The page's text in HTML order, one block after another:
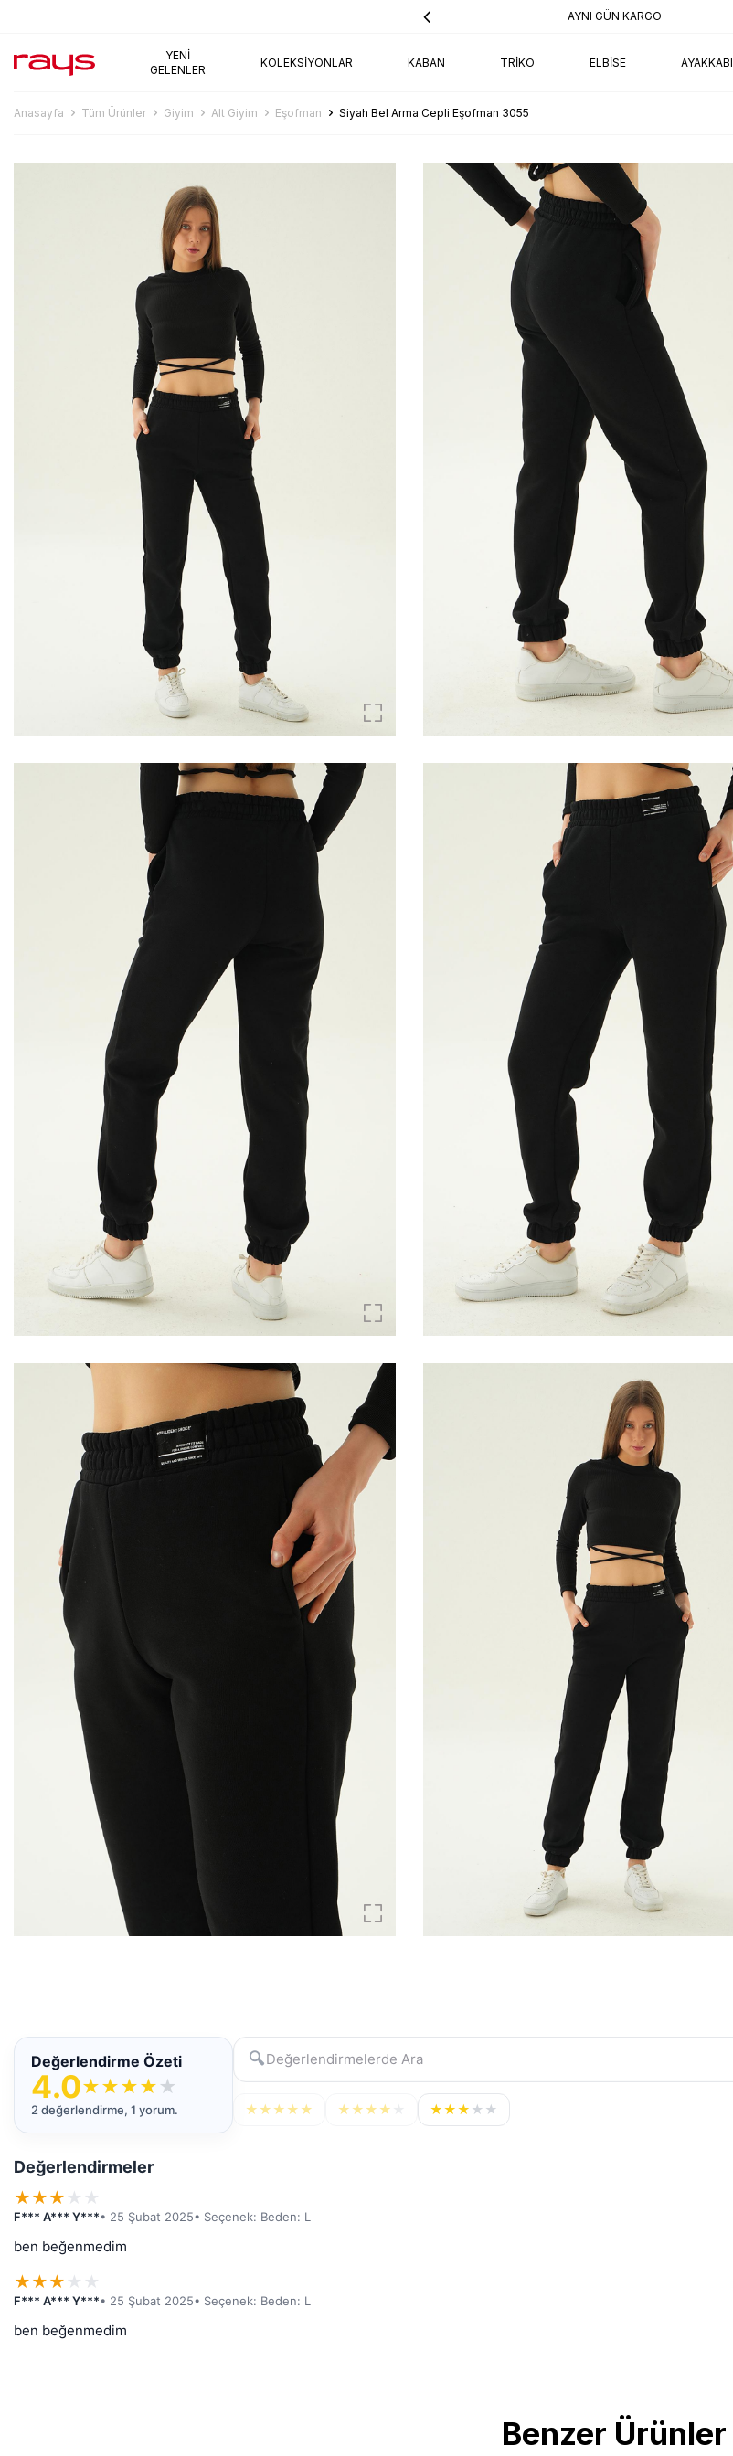
AYNI GÜN KARGO
YENI
GELENLER
KOLEKSIYONLAR KABAN TRIKO ELBISE AYAKKABI
Anasayfa Tüm Ürünler Giyim Alt Giyim Eşofman Siyah Bel Arma Cepli Eşofman 3055
Değerlendirme Özeti
4.0★★★★ ★
2 değerlendirme, 1 yorum.
🔍
★ ★ ★ ★ ★ ★ ★ ★ ★ ★★★ ★ ★
Değerlendirmeler
★★★ ★ ★
F*** A*** Y***• 25 Şubat 2025• Seçenek: Beden: L
ben beğenmedim
★★★ ★ ★
F*** A*** Y***• 25 Şubat 2025• Seçenek: Beden: L
ben beğenmedim
Benzer Ürünler